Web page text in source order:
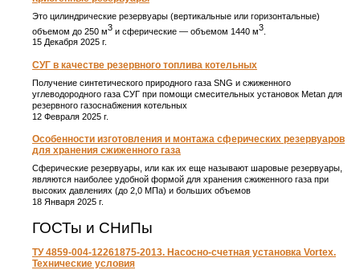
Это цилиндрические резервуары (вертикальные или горизонтальные)
объемом до 250 м3 и сферические ― объемом 1440 м3
15 Декабря 2025 г.
СУГ в качестве резервного топлива котельных
Получение синтетического природного газа SNG и сжиженного
углеводородного газа СУГ при помощи смесительных установок Metan для
резервного газоснабжения котельных
12 Февраля 2025 г.
Особенности изготовления и монтажа сферических резервуаров
для хранения сжиженного газа
Сферические резервуары, или как их еще называют шаровые резервуары,
являются наиболее удобной формой для хранения сжиженного газа при
высоких давлениях (до 2,0 МПа) и больших объемов
18 Января 2025 г.
ГОСТы и СНиПы
ТУ 4859-004-12261875-2013. Насосно-счетная установка Vortex.
Технические условия